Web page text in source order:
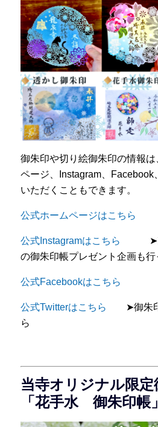
御朱印や切り絵御朱印の情報
ページ、Instagram、Facebook
いただくこともできます。
公式ホームページはこちら
公式Instagramはこちら
の御朱印帳プレゼント企画も行
公式Facebookはこちら
公式Twitterはこちら
➤御朱
ら
当寺オリジナル限
「花手水 御朱印帳」